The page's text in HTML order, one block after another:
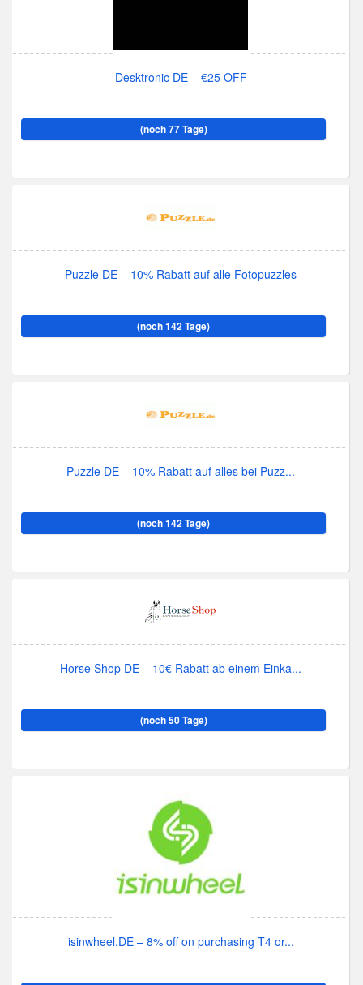
Desktronic DE – €25 OFF
(noch 77 Tage)
Puzzle DE – 10% Rabatt auf alle Fotopuzzles
(noch 142 Tage)
Puzzle DE – 10% Rabatt auf alles bei Puzz...
(noch 142 Tage)
Horse Shop DE – 10€ Rabatt ab einem Einka...
(noch 50 Tage)
isinwheel.DE – 8% off on purchasing T4 or...